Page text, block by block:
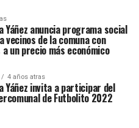
Yáñez anuncia programa social
vecinos de la comuna con
un precio más económico
4 años atras
Yáñez invita a participar del
de Futbolito 2022